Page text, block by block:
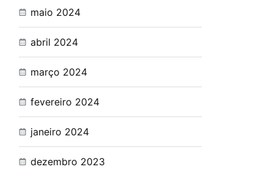
maio 2024
abril 2024
março 2024
fevereiro 2024
janeiro 2024
dezembro 2023